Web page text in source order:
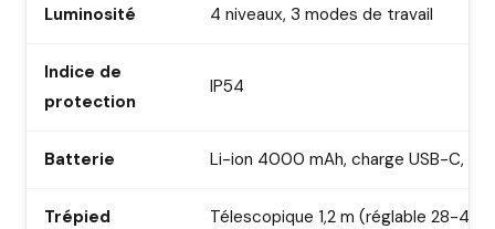
Luminosité 4 niveaux, 3 modes de travail
Indice de
protection
IP54
Batterie Li-ion 4000 mAh, charge USB-C, 6
Trépied Télescopique 1,2 m (réglable 28-48")